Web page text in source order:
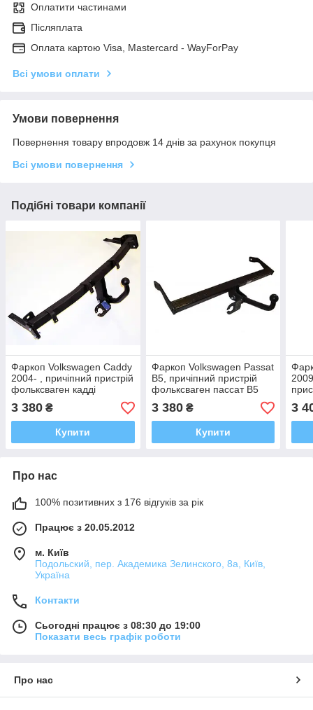
Оплатити частинами
Післяплата
Оплата картою Visa, Mastercard - WayForPay
Всі умови оплати
Умови повернення
Повернення товару впродовж 14 днів за рахунок покупця
Всі умови повернення
Подібні товари компанії
Фаркоп Volkswagen Caddy
2004- , причіпний пристрій
фольксваген кадді
3 380 ₴
Купити
Фаркоп Volkswagen Passat
B5, причіпний пристрій
фольксваген пассат В5
3 380₴
Купити
3
Про нас
100% позитивних з 176 відгуків за рік
Працює з 20.05.2012
м. Київ
Подольский, пер. Академика Зелинского, 8а, Київ,
Україна
Контакти
Сьогодні працює з 08:30 до 19:00
Показати весь графік роботи
Про нас